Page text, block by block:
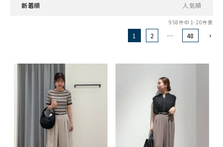
新着順 人気順
958 件中 1-20件表示
1 2 … 48